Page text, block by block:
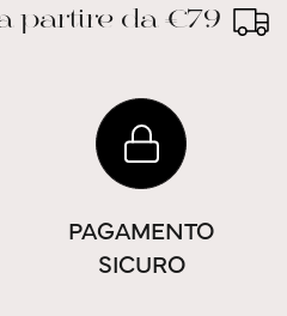
partire da €79
PAGAMENTO
SICURO